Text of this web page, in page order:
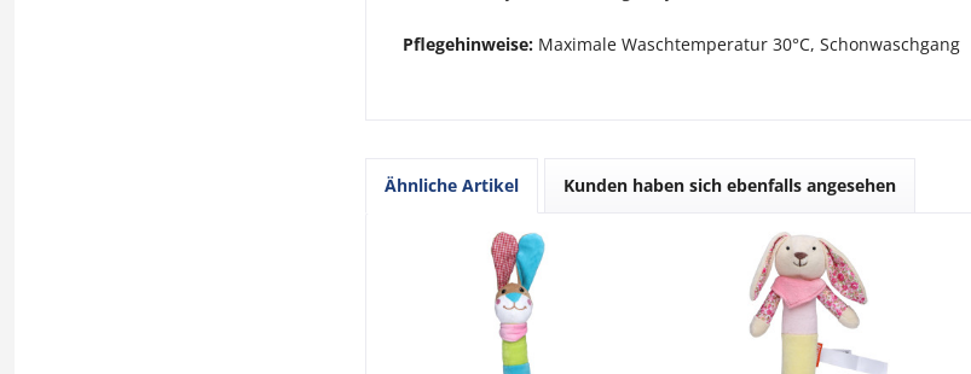
Pflegehinweise: Maximale Waschtemperatur 30°C, Schonwaschgang
Ähnliche Artikel Kunden haben sich ebenfalls angesehen